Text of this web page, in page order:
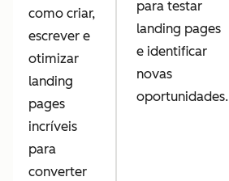
como criar,
escrever e
otimizar
landing
pages
incríveis
para
converter
para testar
landing pages
e identificar
novas
oportunidades.